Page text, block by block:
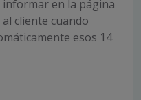
en la página
cliente cuando
esos 14